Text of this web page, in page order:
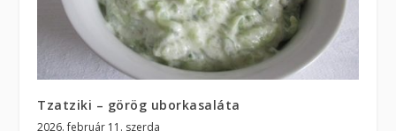
Tzatziki – görög uborkasaláta
2026. február 11. szerda